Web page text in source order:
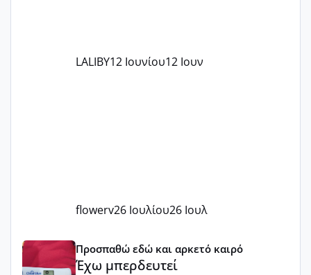
LALIBY12 Ιουνίου12 Ιουν
flowerv26 Ιουλίου26 Ιουλ
Έχω μπερδευτεί
Προσπαθώ εδώ και αρκετό καιρό
Έχω μπερδευτεί